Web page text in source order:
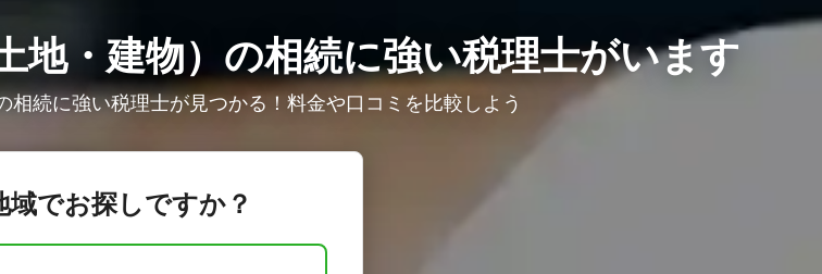
地・建物）の相続に強い税理士がいます
続に強い税理士が見つかる！料金や口コミを比較しよう
域でお探しですか？